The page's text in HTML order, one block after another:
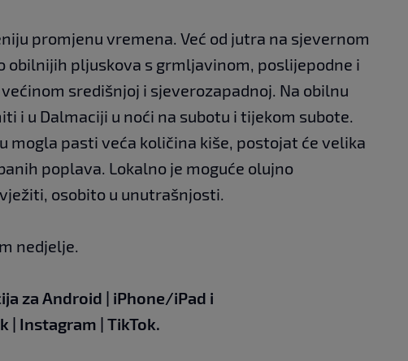
promjenu vremena. Već od jutra na sjevernom
obilnijih pljuskova s grmljavinom, poslijepodne i
središnjoj i sjeverozapadnoj. Na obilnu
i u Dalmaciji u noći na subotu i tijekom subote.
mogla pasti veća količina kiše, postojat će velika
poplava. Lokalno je moguće olujno
osobito u unutrašnjosti.
nedjelje.
za Android | iPhone/iPad i
| Instagram | TikTok.